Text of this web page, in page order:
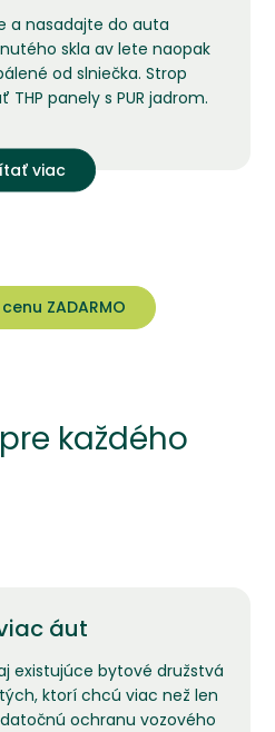
a nasadajte do auta
skla av lete naopak
od slniečka. Strop
panely s PUR jadrom.
viac
ZADARMO
každého
áut
existujúce bytové družstvá
ktorí chcú viac než len
ochranu vozového